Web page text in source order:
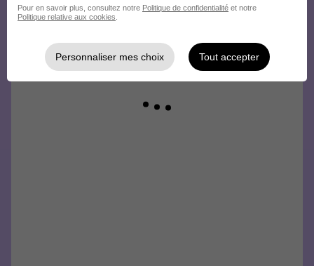
Pour en savoir plus, consultez notre Politique de confidentialité et notre
Politique relative aux cookies
Personnaliser mes choix Tout accepter